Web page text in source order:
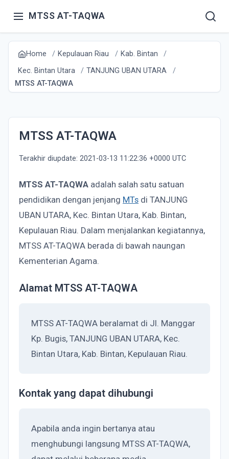
MTSS AT-TAQWA
Home Kepulauan Riau
Kab. Bintan
Kec. Bintan Utara
TANJUNG UBAN UTARA
MTSS AT-TAQWA
MTSS AT-TAQWA
Terakhir diupdate: 2021-03-13 11:22:36 +0000 UTC
MTSS AT-TAQWA adalah salah satu satuan
pendidikan dengan jenjang MTs di TANJUNG
UBAN UTARA, Kec. Bintan Utara, Kab. Bintan,
Kepulauan Riau. Dalam menjalankan kegiatannya,
MTSS AT-TAQWA berada di bawah naungan
Kementerian Agama.
Alamat MTSS AT-TAQWA
MTSS AT-TAQWA beralamat di Jl. Manggar
Kp. Bugis, TANJUNG UBAN UTARA, Kec.
Bintan Utara, Kab. Bintan, Kepulauan Riau.
Kontak yang dapat dihubungi
Apabila anda ingin bertanya atau
menghubungi langsung MTSS AT-TAQWA,